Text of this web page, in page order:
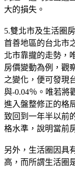
大的損失。
5.雙北市及生活圈
首善地區的台北市
北市靠攏的走勢，
房價變動為例，觀
之變化，便可發現
與-0.04％。唯若將
進入盤整修正的格
致回到一年半以前
格水準，說明當前
另外，生活圈因具
高，而所謂生活圈